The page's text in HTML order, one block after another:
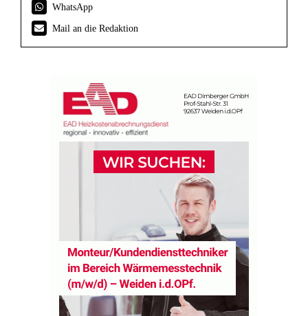
WhatsApp
Mail an die Redaktion